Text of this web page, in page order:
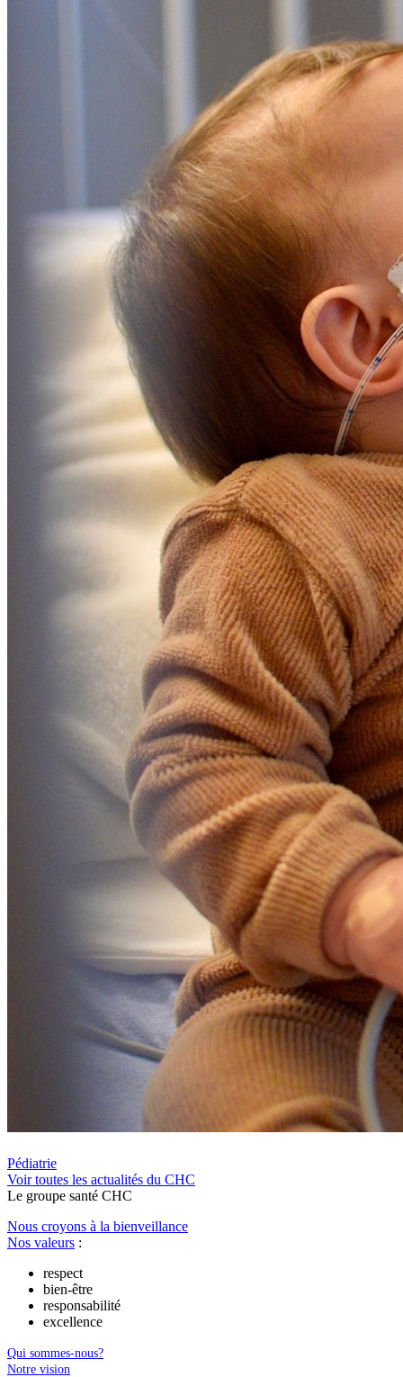
Pédiatrie
Voir toutes les actualités du CHC
Le groupe santé CHC
Nous croyons à la bienveillance
Nos valeurs :
respect
bien-être
responsabilité
excellence
Qui sommes-nous?
Notre vision